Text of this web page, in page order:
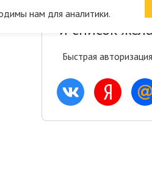
Сохраните
и список
Быстрая
нам для аналитики.